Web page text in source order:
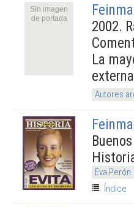
Sin imagen
de portada
2002.
La
Autores
Eva Perón
Índice